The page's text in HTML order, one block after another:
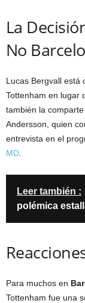
La
No
Lucas Bergvall está
Tottenham en lugar
también la
Andersson, quien
entrevista en el
MD
Leer también :
polémica
Para muchos en
Tottenham fue una